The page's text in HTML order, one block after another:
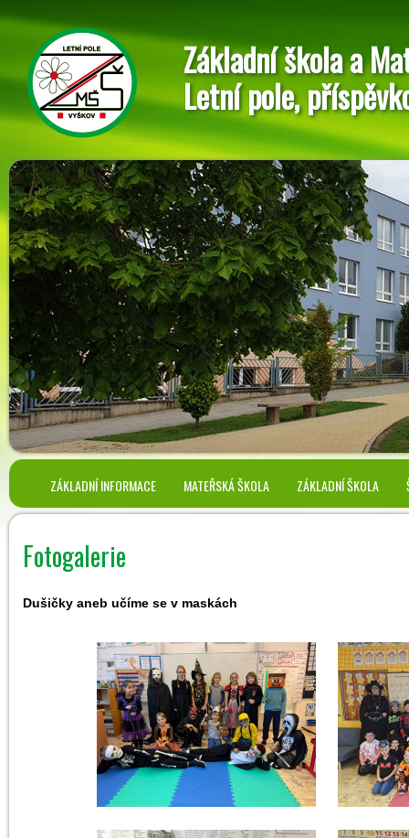
Základní škola a
Letní pole,
ZÁKLADNÍ INFORMACE MATEŘSKÁ ŠKOLA ZÁKLADNÍ ŠKOLA
Fotogalerie
Dušičky aneb učíme se v maskách